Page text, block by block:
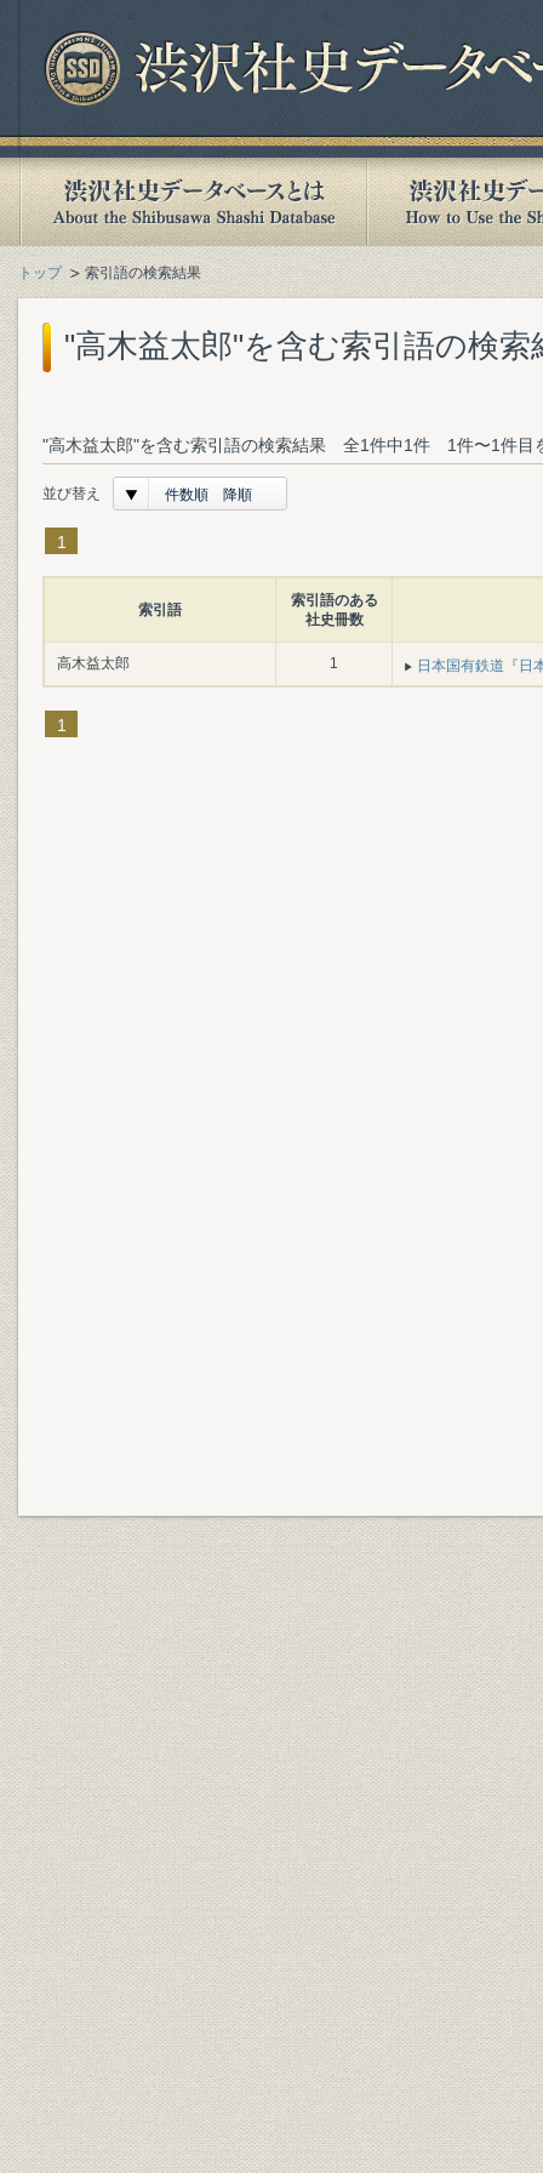
トップ 索引語の検索結果
"高木益太郎"を含む索引語の検索
"高木益太郎"を含む索引語の検索結果 全1件中1件 1件〜1件目
並び替え 件数順 降順
1
索引語
索引語のある
社史冊数
高木益太郎 1 日本国有鉄道『日
1